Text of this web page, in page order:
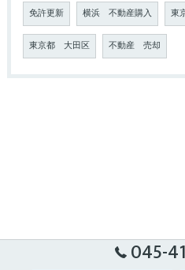
免許更新 横浜 不動産購入 東
東京都 大田区 不動産 売却
045-